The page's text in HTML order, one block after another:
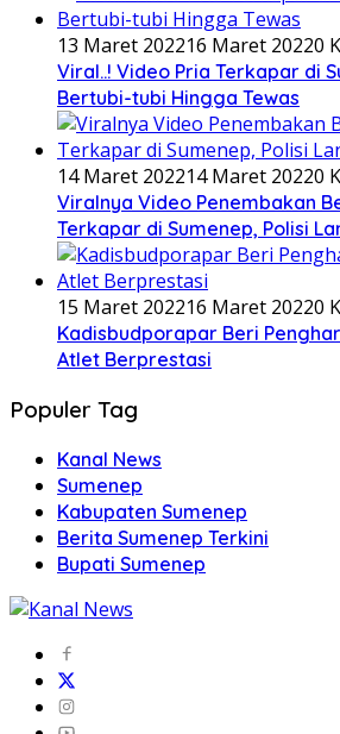
13 Maret 202216 Maret 20220
Viral..! Video Pria Terkapar di
Bertubi-tubi Hingga Tewas
14 Maret 202214 Maret 20220
Viralnya Video Penembakan
Terkapar di Sumenep, Polisi
15 Maret 202216 Maret 20220
Kadisbudporapar Beri
Atlet Berprestasi
Populer Tag
Kanal News
Sumenep
Kabupaten Sumenep
Berita Sumenep Terkini
Bupati Sumenep